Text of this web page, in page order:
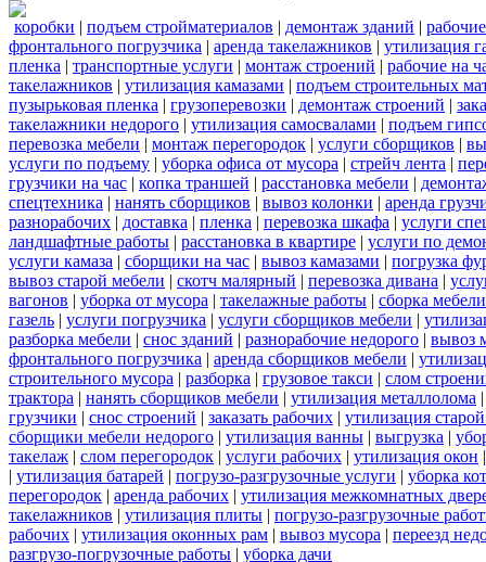
коробки | подъем стройматериалов | демонтаж зданий |
фронтального погрузчика | аренда такелажников | утилизация
пленка | транспортные услуги | монтаж строений | рабочие на
такелажников | утилизация камазами | подъем строительных
пузырьковая пленка | грузоперевозки | демонтаж строений |
такелажники недорого | утилизация самосвалами | подъем
перевозка мебели | монтаж перегородок | услуги сборщиков |
услуги по подъему | уборка офиса от мусора | стрейч лента |
грузчики на час | копка траншей | расстановка мебели |
спецтехника | нанять сборщиков | вывоз колонки | аренда
разнорабочих | доставка | пленка | перевозка шкафа | услуги
ландшафтные работы | расстановка в квартире | услуги по
услуги камаза | сборщики на час | вывоз камазами | погрузка
вывоз старой мебели | скотч малярный | перевозка дивана |
вагонов | уборка от мусора | такелажные работы | сборка мебели
газель | услуги погрузчика | услуги сборщиков мебели |
разборка мебели | снос зданий | разнорабочие недорого | вывоз
фронтального погрузчика | аренда сборщиков мебели |
строительного мусора | разборка | грузовое такси | слом
трактора | нанять сборщиков мебели | утилизация металлолома
грузчики | снос строений | заказать рабочих | утилизация
сборщики мебели недорого | утилизация ванны | выгрузка |
такелаж | слом перегородок | услуги рабочих | утилизация окон
| утилизация батарей | погрузо-разгрузочные услуги | уборка
перегородок | аренда рабочих | утилизация межкомнатных
такелажников | утилизация плиты | погрузо-разгрузочные
рабочих | утилизация оконных рам | вывоз мусора | переезд
разгрузо-погрузочные работы | уборка дачи